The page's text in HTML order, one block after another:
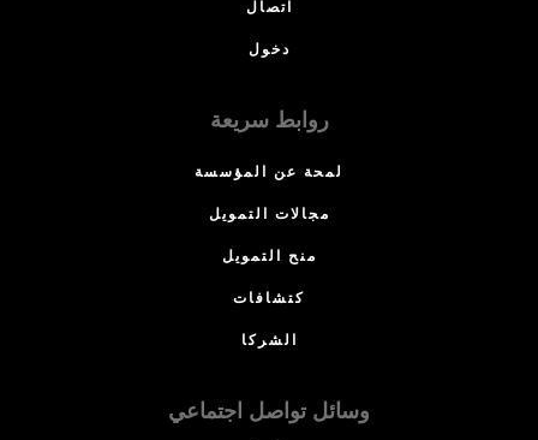
اتصال
دخول
روابط سريعة
لمحة عن المؤسسة
مجالات التمويل
منح التمويل
كتشافات
الشركا
وسائل تواصل اجتماعي